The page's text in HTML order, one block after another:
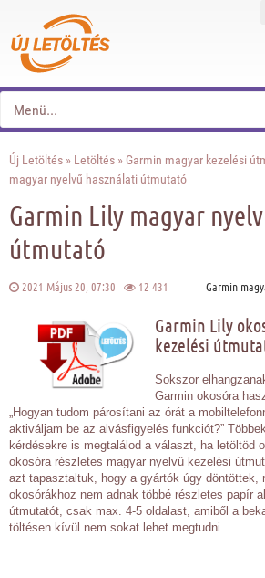
Új Letöltés » Letöltés » Garmin magyar kezelési
magyar nyelvű használati útmutató
Garmin Lily magyar
útmutató
2021 Május 20, 07:30 12 431 Garmin
Garmin Lily
kezelési
Sokszor
Garmin okosóra
„Hogyan tudom párosítani az órát a
aktiváljam be az alvásfigyelés funkciót?”
kérdésekre is megtalálod a választ, ha letöltöd
okosóra részletes magyar nyelvű kezelési
azt tapasztaltuk, hogy a gyártók úgy döntöttek,
okosórákhoz nem adnak többé részletes papír
útmutatót, csak max. 4-5 oldalast, amiből a
töltésen kívül nem sokat lehet megtudni.